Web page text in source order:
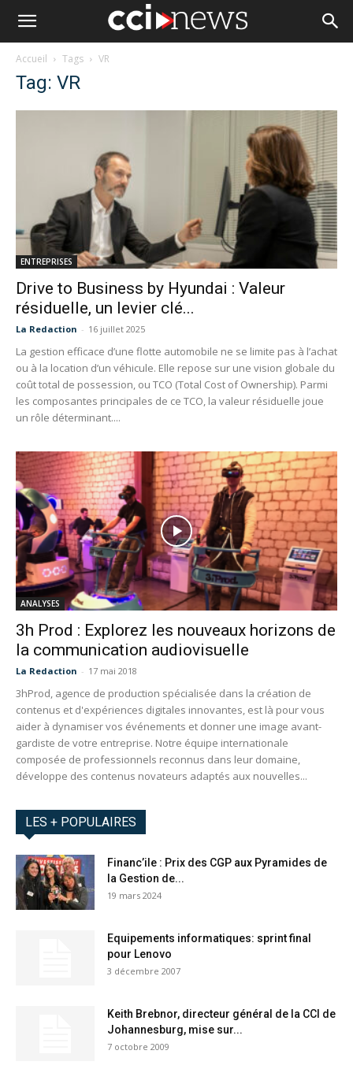
Accueil Tags VR
Tag: VR
ENTREPRISES
Drive to Business by Hyundai : Valeur
résiduelle, un levier clé...
La Redaction - 16 juillet 2025
La gestion efficace d’une flotte automobile ne se limite pas à l’achat
ou à la location d’un véhicule. Elle repose sur une vision globale du
coût total de possession, ou TCO (Total Cost of Ownership). Parmi
les composantes principales de ce TCO, la valeur résiduelle joue
un rôle déterminant....
ANALYSES
3h Prod : Explorez les nouveaux horizons de
la communication audiovisuelle
La Redaction - 17 mai 2018
3hProd, agence de production spécialisée dans la création de
contenus et d'expériences digitales innovantes, est là pour vous
aider à dynamiser vos événements et donner une image avant-
gardiste de votre entreprise. Notre équipe internationale
composée de professionnels reconnus dans leur domaine,
développe des contenus novateurs adaptés aux nouvelles...
LES + POPULAIRES
Financ’ile : Prix des CGP aux Pyramides de
la Gestion de...
19 mars 2024
Equipements informatiques: sprint final
pour Lenovo
3 décembre 2007
Keith Brebnor, directeur général de la CCI de
Johannesburg, mise sur...
7 octobre 2009